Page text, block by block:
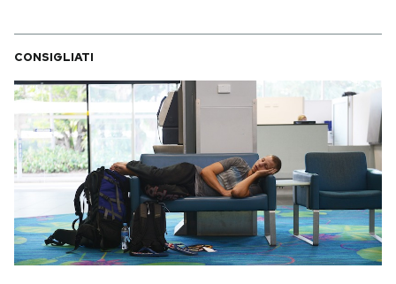
CONSIGLIATI